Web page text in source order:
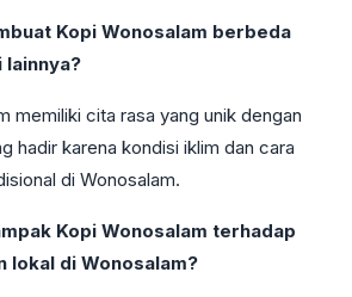
Kopi Wonosalam berbeda
lainnya?
memiliki cita rasa yang unik dengan
hadir karena kondisi iklim dan cara
di Wonosalam.
Kopi Wonosalam terhadap
lokal di Wonosalam?